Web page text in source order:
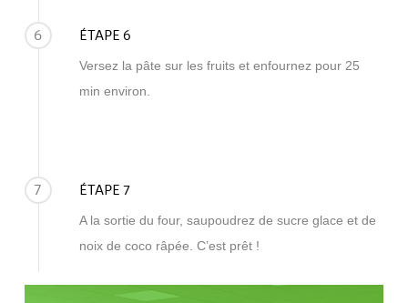
6 ÉTAPE 6
Versez la pâte sur les fruits et enfournez pour 25
min environ.
7 ÉTAPE 7
A la sortie du four, saupoudrez de sucre glace et de
noix de coco râpée. C’est prêt !